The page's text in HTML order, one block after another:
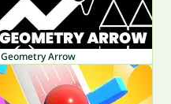
Geometry Arrow